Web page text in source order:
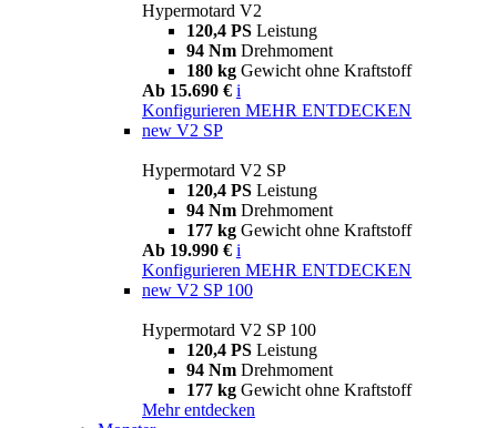
Hypermotard V2
120,4 PS Leistung
94 Nm Drehmoment
180 kg Gewicht ohne Kraftstoff
Ab 15.690 € i
Konfigurieren MEHR ENTDECKEN
new V2 SP
Hypermotard V2 SP
120,4 PS Leistung
94 Nm Drehmoment
177 kg Gewicht ohne Kraftstoff
Ab 19.990 € i
Konfigurieren MEHR ENTDECKEN
new V2 SP 100
Hypermotard V2 SP 100
120,4 PS Leistung
94 Nm Drehmoment
177 kg Gewicht ohne Kraftstoff
Mehr entdecken